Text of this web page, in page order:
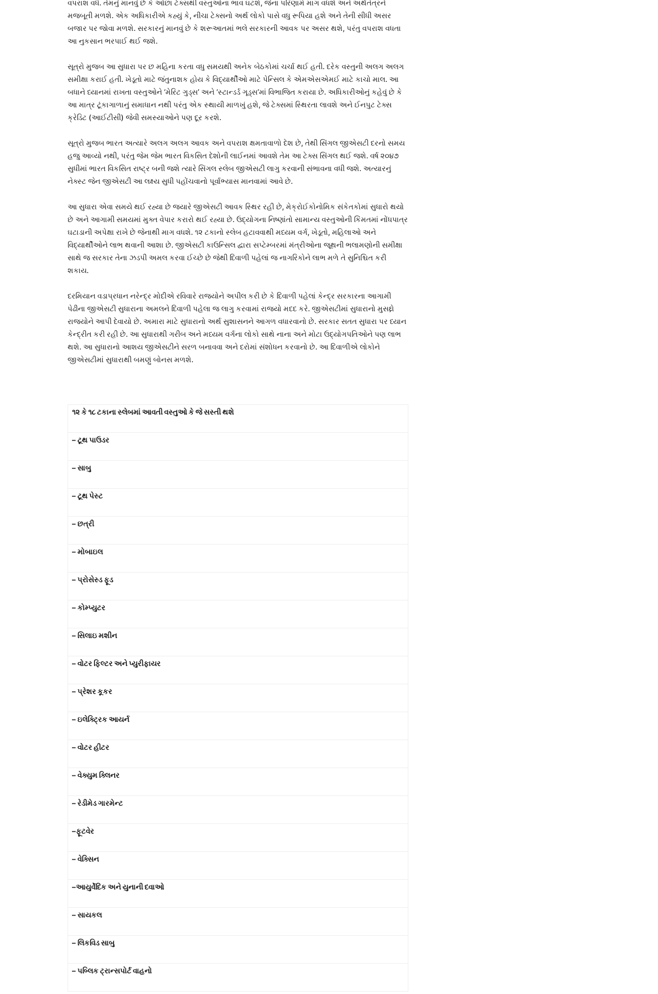
વપરાશ વધે. તેમનું માનવું છે કે ઓછા ટેક્સથી વસ્તુઓના ભાવ ઘટશે, જેના પરિણામે માગ વધશે અને અર્થતંત્રને
મજબૂતી મળશે. એક અધિકારીએ કહ્યું કે, નીચા ટેક્સનો અર્થ લોકો પાસે વધુ રૂપિયા હશે અને તેની સીધી અસર
બજાર પર જોવા મળશે. સરકારનું માનવું છે કે શરૂઆતમાં ભલે સરકારની આવક પર અસર થશે, પરંતુ વપરાશ વધતા
આ નુકસાન ભરપાઈ થઈ જશે.
સૂત્રો મુજબ આ સુધારા પર છ મહિના કરતા વધુ સમયથી અનેક બેઠકોમાં ચર્ચા થઈ હતી. દરેક વસ્તુની અલગ અલગ
સમીક્ષા કરાઈ હતી. ખેડૂતો માટે જંતુનાશક હોય કે વિદ્યાર્થીઓ માટે પેન્સિલ કે એમએસએમઈ માટે કાચો માલ. આ
બધાને ધ્યાનમાં રાખતા વસ્તુઓને ‘મેરિટ ગુડ્સ’ અને ‘સ્ટાન્ડર્ડ ગૂડ્સ’માં વિભાજિત કરાયા છે. અધિકારીઓનું કહેવું છે કે
આ માત્ર ટૂંકાગાળાનું સમાધાન નથી પરંતુ એક સ્થાયી માળખું હશે, જે ટેક્સમાં સ્થિરતા લાવશે અને ઈનપુટ ટેક્સ
ક્રેડિટ (આઈટીસી) જેવી સમસ્યાઓને પણ દૂર કરશે.
સૂત્રો મુજબ ભારત અત્યારે અલગ અલગ આવક અને વપરાશ ક્ષમતાવાળો દેશ છે, તેથી સિંગલ જીએસટી દરનો સમય
હજુ આવ્યો નથી, પરંતુ જેમ જેમ ભારત વિકસિત દેશોની લાઈનમાં આવશે તેમ આ ટેક્સ સિંગલ થઈ જશે. વર્ષ ૨૦૪૭
સુધીમાં ભારત વિકસિત રાષ્ટ્ર બની જશે ત્યારે સિંગલ સ્લેબ જીએસટી લાગુ કરવાની સંભાવના વધી જશે. અત્યારનું
નેક્સ્ટ જેન જીએસટી આ લક્ષ્ય સુધી પહોંચવાનો પૂર્વાભ્યાસ માનવામાં આવે છે.
આ સુધારા એવા સમયે થઈ રહ્યા છે જ્યારે જીએસટી આવક સ્થિર રહી છે, મેક્રોઈકોનોમિક સંકેતકોમાં સુધારો થયો
છે અને આગામી સમયમાં મુક્ત વેપાર કરારો થઈ રહ્યા છે. ઉદ્યોગના નિષ્ણાંતો સામાન્ય વસ્તુઓની કિંમતમાં નોંધપાત્ર
ઘટાડાની અપેક્ષા રાખે છે જેનાથી માગ વધશે. ૧૨ ટકાનો સ્લેબ હટાવવાથી મધ્યમ વર્ગ, ખેડૂતો, મહિલાઓ અને
વિદ્યાર્થીઓને લાભ થવાની આશા છે. જીએસટી કાઉન્સિલ દ્વારા સપ્ટેમ્બરમાં મંત્રીઓના જૂથની ભલામણોની સમીક્ષા
સાથે જ સરકાર તેના ઝડપી અમલ કરવા ઈચ્છે છે જેથી દિવાળી પહેલાં જ નાગરિકોને લાભ મળે તે સુનિશ્ચિત કરી
શકાય.
દરમિયાન વડાપ્રધાન નરેન્દ્ર મોદીએ રવિવારે રાજ્યોને અપીલ કરી છે કે દિવાળી પહેલાં કેન્દ્ર સરકારના આગામી
પેઢીના જીએસટી સુધારાના અમલને દિવાળી પહેલા જ લાગુ કરવામાં રાજ્યો મદદ કરે. જીએસટીમાં સુધારાનો મુસદ્દો
રાજ્યોને આપી દેવાયો છે. અમારા માટે સુધારાનો અર્થ સુશાસનને આગળ વધારવાનો છે. સરકાર સતત સુધારા પર ધ્યાન
કેન્દ્રીત કરી રહી છે. આ સુધારાથી ગરીબ અને મધ્યમ વર્ગના લોકો સાથે નાના અને મોટા ઉદ્યોગપતિઓને પણ લાભ
થશે. આ સુધારાનો આશય જીએસટીને સરળ બનાવવા અને દરોમાં સંશોધન કરવાનો છે. આ દિવાળીએ લોકોને
જીએસટીમાં સુધારાથી બમણું બોનસ મળશે.
૧૨ કે ૧૮ ટકાના સ્લેબમાં આવતી વસ્તુઓ કે જે સસ્તી થશે
–ટૂથ પાઉડર
–સાબુ
–ટૂથ પેસ્ટ
–છત્રી
–મોબાઇલ
–પ્રોસેસ્ડ ફૂડ
–કોમ્પ્યુટર
– સિલાઇ મશીન
–વોટર ફિલ્ટર અને પ્યુરીફાયર
–પ્રેશર કૂકર
–ઇલેક્ટ્રિક આયર્ન
–વોટર હીટર
–વેક્યુમ ક્લિનર
–રેડીમેડ ગારમેન્ટ
–ફૂટવેર
–વેક્સિન
–આયુર્વેદિક અને યુનાની દવાઓ
–સાયકલ
– લિકવિડ સાબુ
–પબ્લિક ટ્રાન્સપોર્ટ વાહનો